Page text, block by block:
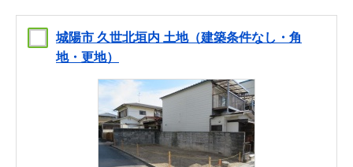
城陽市 久世北垣内 土地（建築条件なし・角
地・更地）